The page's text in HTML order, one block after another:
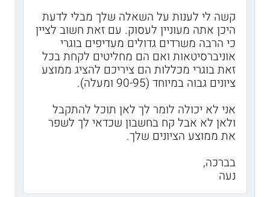
קשה לי לענות על השאלה שלך מבלי לדעת
היכן אתה מעוניין לעסוק. עם זאת חשוב לציין
כי הרבה משרדים גדולים מעדיפים בוגרי
אוניברסיטאות ואם הם מחליטים לקחת בכל
זאת בוגרי מכללות הם ציריכם להציג ממוצע
ציונים גבוה במיוחד (90-95 ומעלה).
אני לא יכולה לומר לך לאן תוכל להתקבל
ולאן לא אבל קח בחשבון שכדאי לך לשפר
את ממוצע הציונים שלך.
בברכה,
נעה